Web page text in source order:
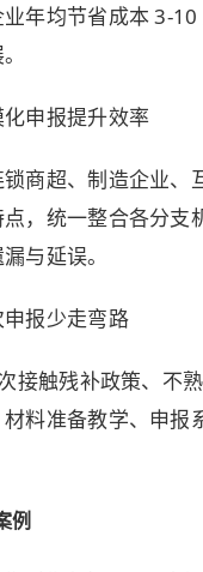
年均节省成本 3-
化申报提升效率
商超、制造企业、
，统一整合各分支
与延误。
申报少走弯路
接触残补政策、不
料准备教学、申
例